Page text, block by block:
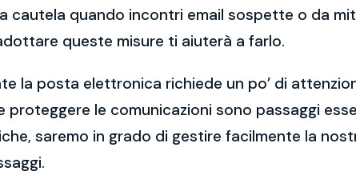
cautela quando incontri email sospette o da
queste misure ti aiuterà a farlo.
la posta elettronica richiede un po’ di
le comunicazioni sono passaggi
saremo in grado di gestire facilmente la